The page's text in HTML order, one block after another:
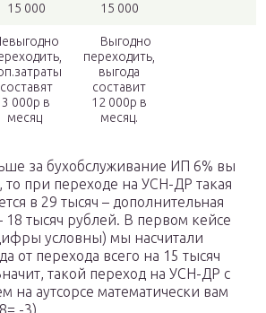
15 000 15 000
составят
3 000р в
месяц
Выгодно
переходить,
выгода
составит
12 000р в
месяц.
за бухобслуживание ИП 6% вы
то при переходе на УСН-ДР такая
в 29 тысяч – дополнительная
18 тысяч рублей. В первом кейсе
условны) мы насчитали
от перехода всего на 15 тысяч
такой переход на УСН-ДР с
на аутсорсе математически вам
-3).